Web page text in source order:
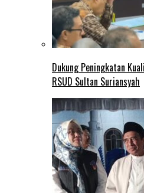
Dukung Peningkatan
RSUD Sultan Suriansyah